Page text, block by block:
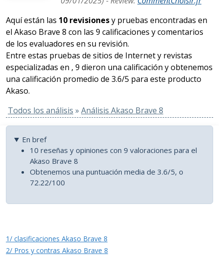
Aquí están las 10 revisionesy pruebas encontradas en
el Akaso Brave 8 con las 9 calificaciones y comentarios
de los evaluadores en su revisión.
Entre estas pruebas de sitios de Internet y revistas
especializadas en , 9 dieron una calificación y obtenemos
una calificación promedio de 3.6/5 para este producto
Akaso.
Todos los análisis » Análisis Akaso Brave 8
En bref
10 reseñas y opiniones con 9 valoraciones para el
Akaso Brave 8
Obtenemos una puntuación media de 3.6/5, o
72.22/100
1/ clasificaciones Akaso Brave 8
2/ Pros y contras Akaso Brave 8